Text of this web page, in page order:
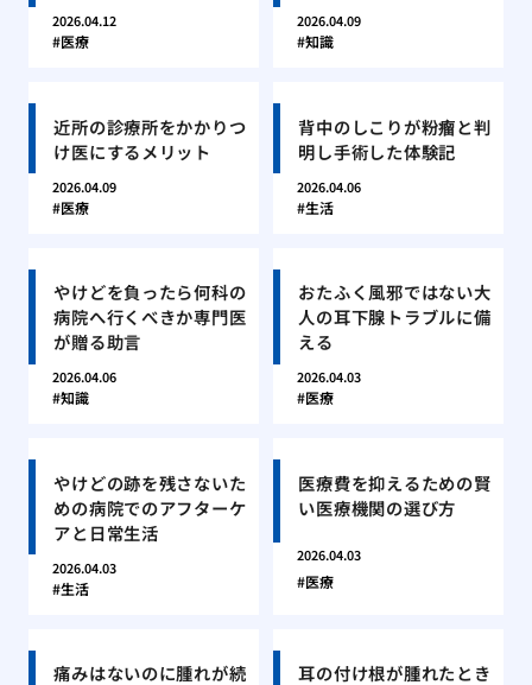
2026.04.12
医療
2026.04.09
知識
近所の診療所をかかりつ
け医にするメリット
2026.04.09
医療
背中のしこりが粉瘤と判
明し手術した体験記
2026.04.06
生活
やけどを負ったら何科の
病院へ行くべきか専門医
が贈る助言
2026.04.06
知識
おたふく風邪ではない大
人の耳下腺トラブルに備
える
2026.04.03
医療
やけどの跡を残さないた
めの病院でのアフターケ
アと日常生活
2026.04.03
生活
医療費を抑えるための賢
い医療機関の選び方
2026.04.03
医療
痛みはないのに腫れが続
耳の付け根が腫れたとき